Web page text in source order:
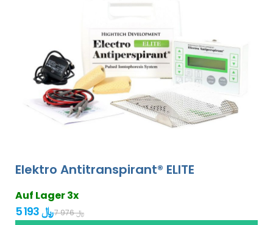
Elektro Antitranspirant® ELITE
Auf Lager 3x
5 193 ﷼ 7 976 ﷼